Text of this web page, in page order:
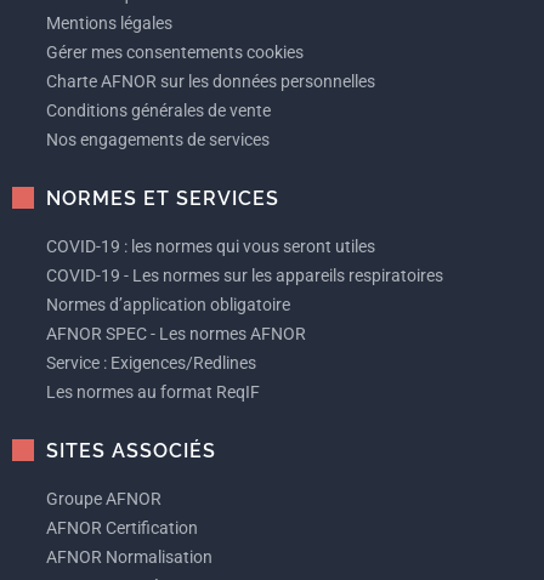
Mentions légales
Gérer mes consentements cookies
Charte AFNOR sur les données personnelles
Conditions générales de vente
Nos engagements de services
NORMES ET SERVICES
COVID-19 : les normes qui vous seront utiles
COVID-19 - Les normes sur les appareils respiratoires
Normes d’application obligatoire
AFNOR SPEC - Les normes AFNOR
Service : Exigences/Redlines
Les normes au format ReqIF
SITES ASSOCIÉS
Groupe AFNOR
AFNOR Certification
AFNOR Normalisation